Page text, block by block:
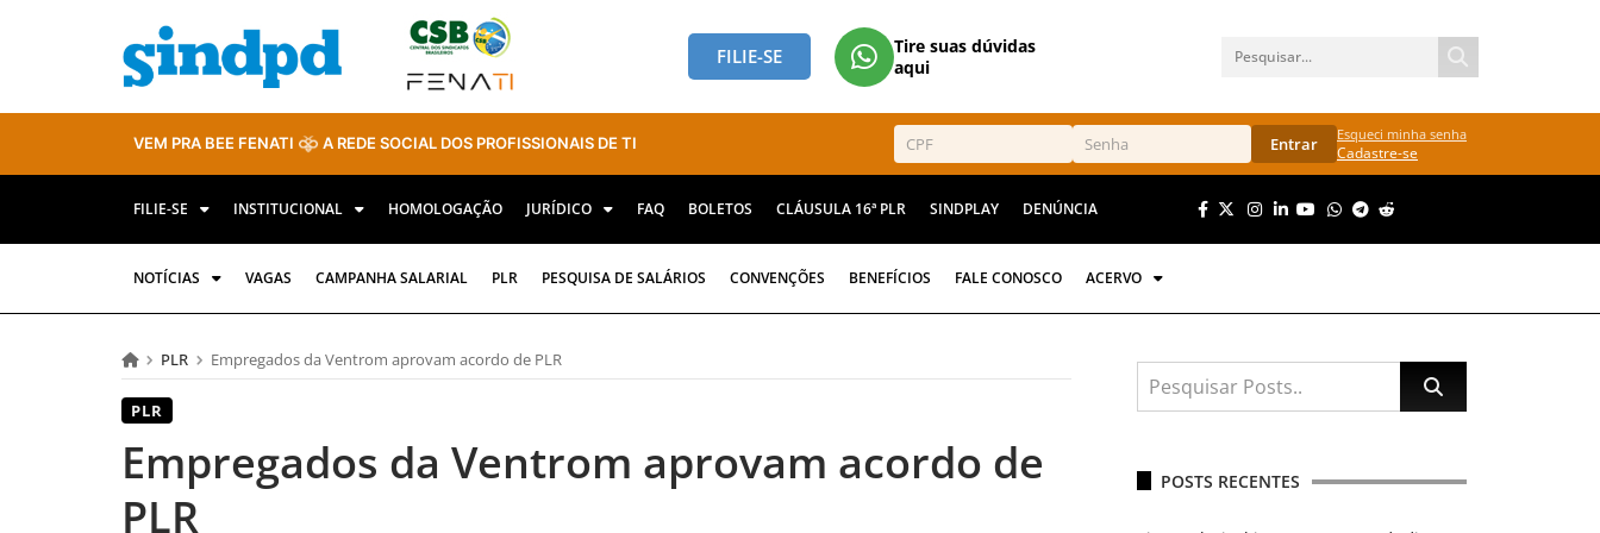
FILIE-SE
Tire suas dúvidas
aqui
VEM PRA BEE FENATI A REDE SOCIAL DOS PROFISSIONAIS DE TI Entrar Esqueci minha senha
Cadastre-se
FILIE-SE INSTITUCIONAL HOMOLOGAÇÃO JURÍDICO FAQ BOLETOS CLÁUSULA 16ª PLR SINDPLAY DENÚNCIA
NOTÍCIAS VAGAS CAMPANHA SALARIAL PLR PESQUISA DE SALÁRIOS CONVENÇÕES BENEFÍCIOS FALE CONOSCO ACERVO
PLR Empregados da Ventrom aprovam acordo de PLR
PLR
Empregados da Ventrom aprovam acordo de
PLR
POSTS RECENTES